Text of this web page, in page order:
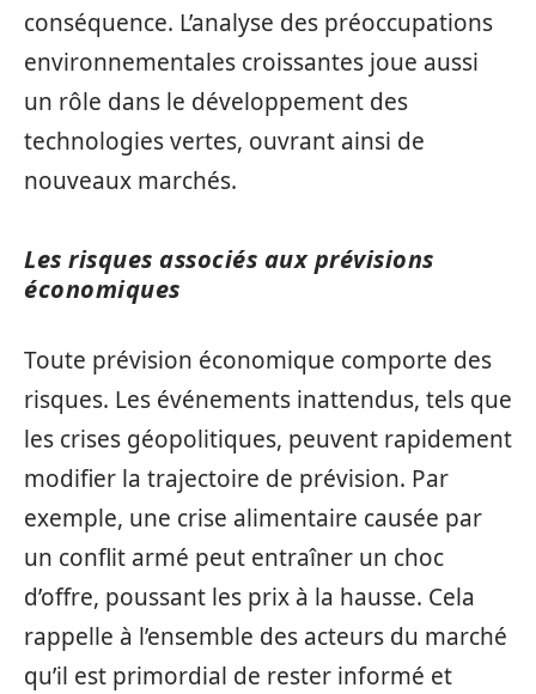
conséquence. L’analyse des préoccupations
environnementales croissantes joue aussi
un rôle dans le développement des
technologies vertes, ouvrant ainsi de
nouveaux marchés.
Les risques associés aux prévisions
économiques
Toute prévision économique comporte des
risques. Les événements inattendus, tels que
les crises géopolitiques, peuvent rapidement
modifier la trajectoire de prévision. Par
exemple, une crise alimentaire causée par
un conflit armé peut entraîner un choc
d’offre, poussant les prix à la hausse. Cela
rappelle à l’ensemble des acteurs du marché
qu’il est primordial de rester informé et